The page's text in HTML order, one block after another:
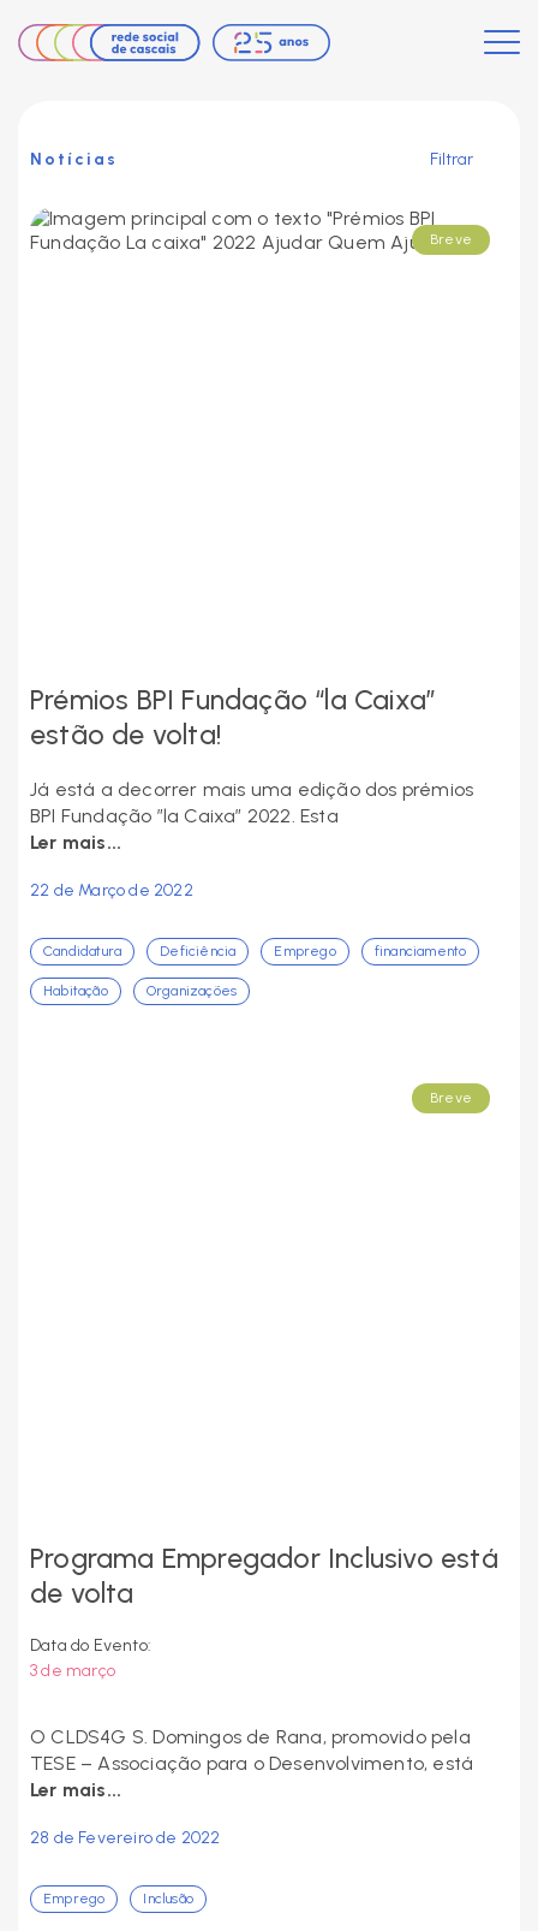
Notícias Filtrar
Breve
Prémios BPI Fundação “la Caixa”
estão de volta!
Já está a decorrer mais uma edição dos prémios
BPI Fundação ”la Caixa” 2022. Esta
Ler mais...
22 de Março de 2022
Candidatura Deficiência Emprego financiamento
Habitação Organizações
Breve
Programa Empregador Inclusivo está
de volta
Data do Evento:
3 de março
O CLDS4G S. Domingos de Rana, promovido pela
TESE – Associação para o Desenvolvimento, está
Ler mais...
28 de Fevereiro de 2022
Emprego Inclusão